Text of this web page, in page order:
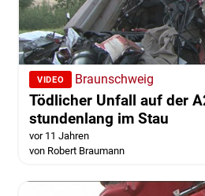
VIDEO Braunschweig
Tödlicher Unfall auf der
stundenlang im Stau
vor 11 Jahren
von Robert Braumann